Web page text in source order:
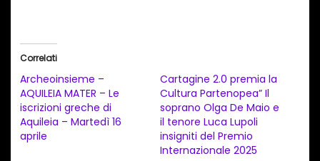
a
m
e
Correlati
Archeoinsieme –
AQUILEIA MATER – Le
iscrizioni greche di
Aquileia – Martedì 16
aprile
Cartagine 2.0 premia la
Cultura Partenopea” Il
soprano Olga De Maio e
il tenore Luca Lupoli
insigniti del Premio
Internazionale 2025